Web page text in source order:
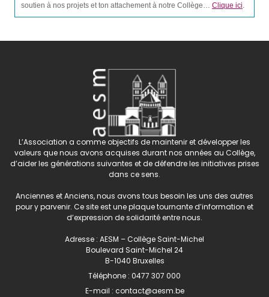
soutien à nos projets et ton attachement à notre Collège… Clique ici.
L’Association a comme objectifs de maintenir et développer les
valeurs que nous avons acquises durant nos années au Collège,
d’aider les générations suivantes et de défendre les initiatives prises
dans ce sens.
Anciennes et Anciens, nous avons tous besoin les uns des autres
pour y parvenir. Ce site est une plaque tournante d’information et
d’expression de solidarité entre nous.
Adresse : AESM – Collège Saint-Michel
Boulevard Saint-Michel 24
B-1040 Bruxelles
Téléphone : 0477 307 000
E-mail : contact@aesm.be